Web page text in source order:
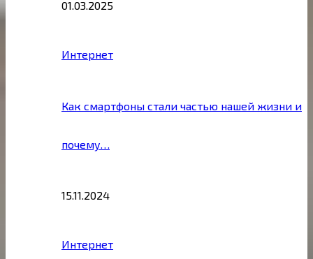
01.03.2025
Интернет
Как смартфоны стали частью нашей жизни и
почему…
15.11.2024
Интернет